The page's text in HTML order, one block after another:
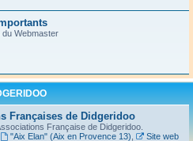
Webmaster
Françaises de Didgeridoo
Française de Didgeridoo.
"Aix Elan" (Aix en Provence 13)
Site web